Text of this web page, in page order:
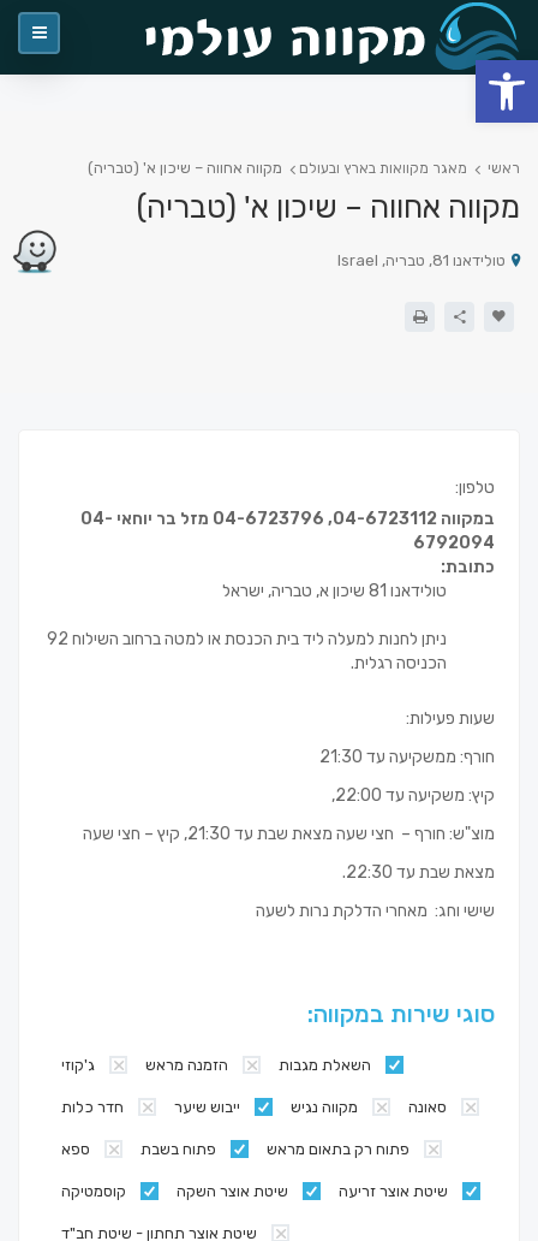
ראשי מאגר מקוואות בארץ ובעולם מקווה אחווה – שיכון א' (טבריה)
מקווה אחווה – שיכון א' (טבריה)
טולידאנו 81, טבריה, Israel
טלפון:
במקווה 04-6723112, 04-6723796 מזל בר יוחאי 04-
6792094
כתובת:
טולידאנו 81 שיכון א, טבריה, ישראל
ניתן לחנות למעלה ליד בית הכנסת או למטה ברחוב השילוח 92
הכניסה רגלית.
שעות פעילות:
חורף: ממשקיעה עד 21:30
קיץ: משקיעה עד 22:00,
מוצ"ש: חורף – חצי שעה מצאת שבת עד 21:30, קיץ – חצי שעה
מצאת שבת עד 22:30.
שישי וחג: מאחרי הדלקת נרות לשעה
סוגי שירות במקווה:
ג'קוזי הזמנה מראש השאלת מגבות
חדר כלות ייבוש שיער מקווה נגיש סאונה
ספא פתוח בשבת פתוח רק בתאום מראש
קוסמטיקה שיטת אוצר השקה שיטת אוצר זריעה
שיטת אוצר תחתון - שיטת חב"ד
פתח סרגל נגישות